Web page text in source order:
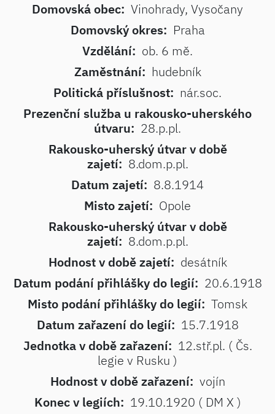
Domovská obec: Vinohrady, Vysočany
Domovský okres: Praha
Vzdělání: ob. 6 mě.
Zaměstnání: hudebník
Politická příslušnost: nár.soc.
Prezenční služba u rakousko-uherského
útvaru: 28.p.pl.
Rakousko-uherský útvar v době
zajetí: 8.dom.p.pl.
Datum zajetí: 8.8.1914
Misto zajetí: Opole
Rakousko-uherský útvar v době
zajetí: 8.dom.p.pl.
Hodnost v době zajetí: desátník
Datum podání přihlášky do legií: 20.6.1918
Misto podání přihlášky do legií: Tomsk
Datum zařazení do legií: 15.7.1918
Jednotka v době zařazení: 12.stř.pl. ( Čs.
legie v Rusku )
Hodnost v době zařazení: vojín
Konec v legiích: 19.10.1920 ( DM X )